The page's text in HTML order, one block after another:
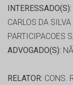
INTERESSADO(S):
CARLOS DA
PARTICIPACOES
ADVOGADO(S):
RELATOR: CONS.